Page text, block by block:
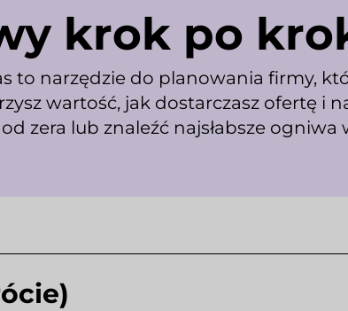
krok po
to narzędzie do planowania firmy,
wartość, jak dostarczasz ofertę i
zera lub znaleźć najsłabsze ogniwa